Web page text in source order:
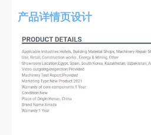
产品详情页设计